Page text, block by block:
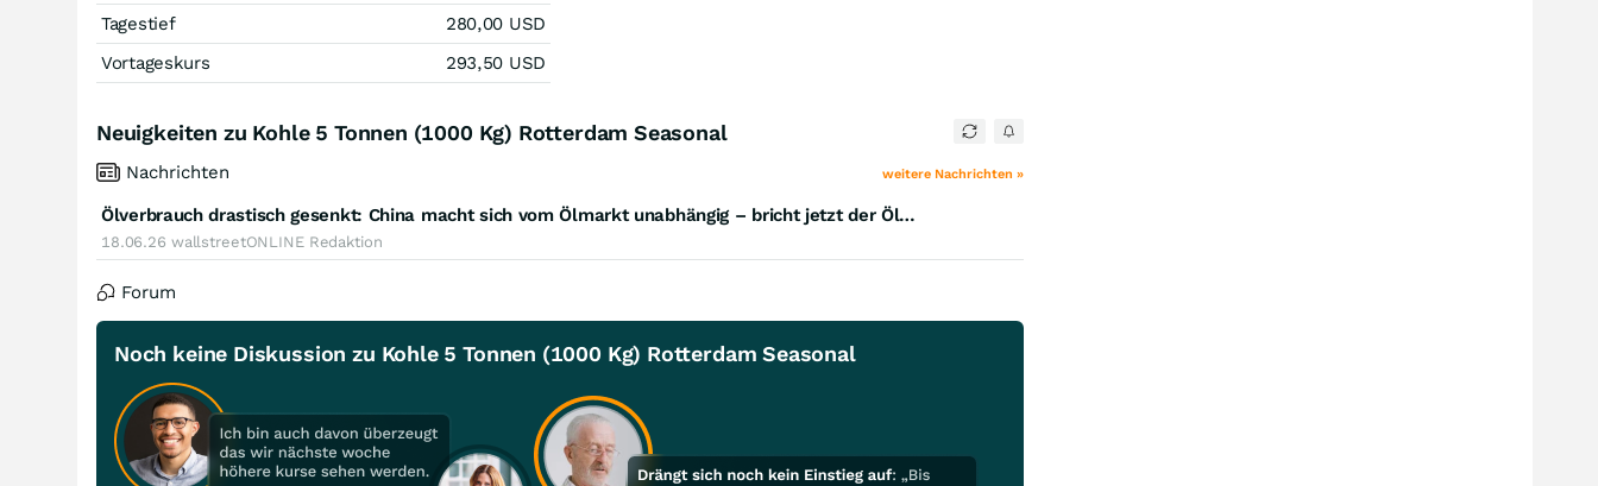
Tagestief
280,00 USD
Vortageskurs
293,50 USD
Neuigkeiten zu Kohle 5 Tonnen (1000 Kg) Rotterdam Seasonal
Nachrichten weitere Nachrichten »
Ölverbrauch drastisch gesenkt: China macht sich vom Ölmarkt unabhängig – bricht jetzt der Ölpreis ein?
18.06.26 wallstreetONLINE Redaktion
Forum
Noch keine Diskussion zu Kohle 5 Tonnen (1000 Kg) Rotterdam Seasonal